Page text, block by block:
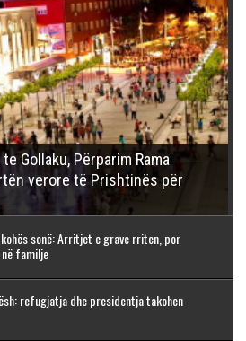
Gollaku, Përparim Rama
verore të Prishtinës për
sonë: Arritjet e grave rriten, por
në familje
refugjatja dhe presidentja takohen